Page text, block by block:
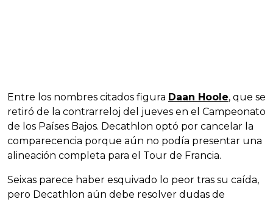
Entre los nombres citados figura Daan Hoole, que se
retiró de la contrarreloj del jueves en el Campeonato
de los Países Bajos. Decathlon optó por cancelar la
comparecencia porque aún no podía presentar una
alineación completa para el Tour de Francia.
Seixas parece haber esquivado lo peor tras su caída,
pero Decathlon aún debe resolver dudas de